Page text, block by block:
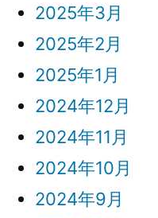
2025年3月
2025年2月
2025年1月
2024年12月
2024年11月
2024年10月
2024年9月